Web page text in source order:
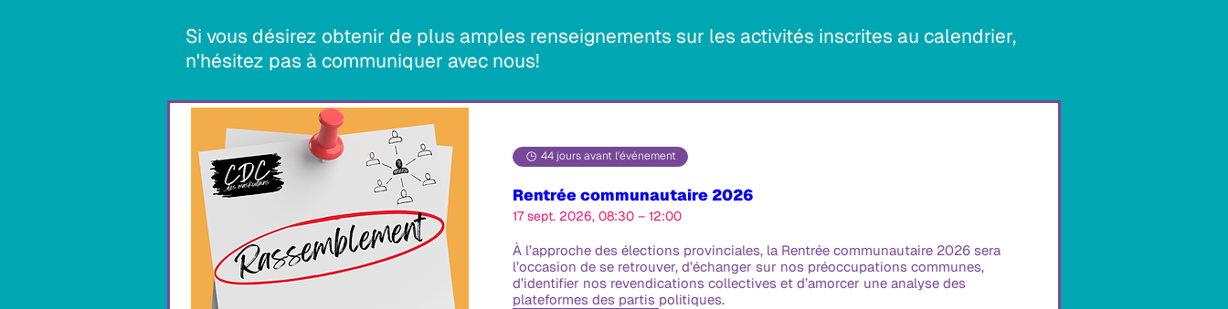
Si vous désirez obtenir de plus amples renseignements sur les activités inscrites au calendrier,
n'hésitez pas à communiquer avec nous!
44 jours avant l'événement
Rentrée communautaire 2026
17 sept. 2026, 08:30 – 12:00
À l’approche des élections provinciales, la Rentrée communautaire 2026 sera
l’occasion de se retrouver, d’échanger sur nos préoccupations communes,
d’identifier nos revendications collectives et d’amorcer une analyse des
plateformes des partis politiques.